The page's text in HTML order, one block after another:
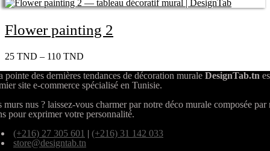
Flower painting 2
25 TND – 110 TND
pointe des dernières tendances de décoration murale DesignTab.tn
site e-commerce spécialisé en Tunisie.
murs nus ? laissez-vous charmer par notre déco murale composée par
pour exprimer votre personnalité.
(+216) 27 305 601 | (+216) 31 142 033
store@designtab.tn